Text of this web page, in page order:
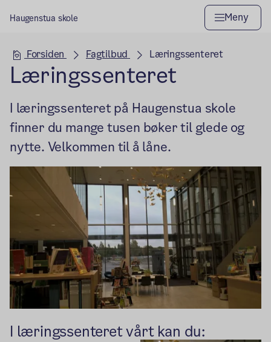
Haugenstua skole Meny
Hovedseksjon
Forsiden Fagtilbud Læringssenteret
Læringssenteret
I læringssenteret på Haugenstua skole
finner du mange tusen bøker til glede og
nytte. Velkommen til å låne.
I læringssenteret vårt kan du: